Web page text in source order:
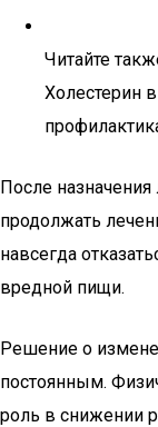
Читайте
Холестерин
После
продолжать
навсегда
вредной пищи.
Решение о
постоянным.
роль в снижении